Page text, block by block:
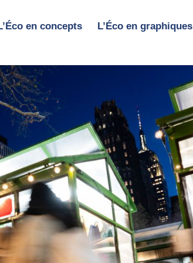
en concepts L’Éco en graphiques